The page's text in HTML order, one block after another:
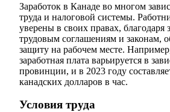
Заработок в Канаде во многом
труда и налоговой системы.
уверены в своих правах,
трудовым соглашениям и законам,
защиту на рабочем месте.
заработная плата варьируется в
провинции, и в 2023 году
канадских долларов в час.
Условия труда